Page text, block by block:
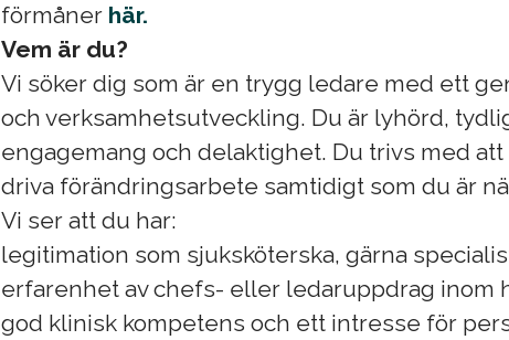
förmåner här.
Vem är du?
Vi söker dig som är en trygg ledare med ett
och verksamhetsutveckling. Du är lyhörd,
engagemang och delaktighet. Du trivs med
driva förändringsarbete samtidigt som du är
Vi ser att du har:
legitimation som sjuksköterska, gärna
erfarenhet av chefs- eller ledaruppdrag inom
god klinisk kompetens och ett intresse för